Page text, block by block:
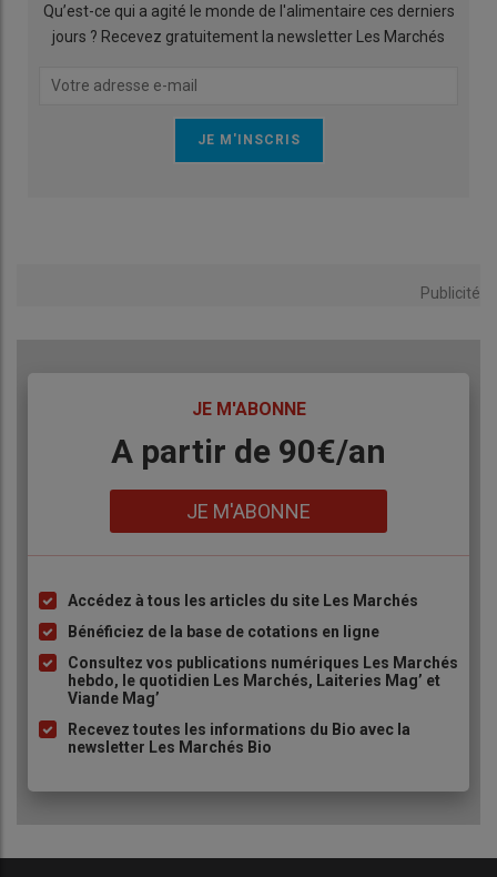
Qu’est-ce qui a agité le monde de l'alimentaire ces derniers
jours ? Recevez gratuitement la newsletter Les Marchés
Publicité
JE M'ABONNE
BodyA partir de 90€/an
JE M'ABONNE
Liste
à
puce
Accédez à tous les articles du site Les Marchés
Bénéficiez de la base de cotations en ligne
Consultez vos publications numériques Les Marchés
hebdo, le quotidien Les Marchés, Laiteries Mag’ et
Viande Mag’
Recevez toutes les informations du Bio avec la
newsletter Les Marchés Bio